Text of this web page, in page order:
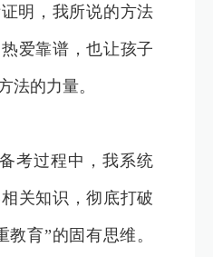
明，我所说的方法
爱靠谱，也让孩子
法的力量。
考过程中，我系统
关知识，彻底打破
育”的固有思维。